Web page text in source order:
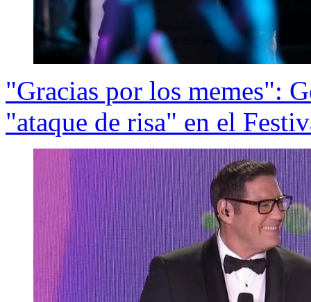
"Gracias por los memes":
"ataque de risa" en el